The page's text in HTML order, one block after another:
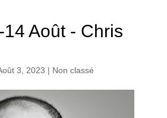
Août - Chris
3, 2023 | Non classé